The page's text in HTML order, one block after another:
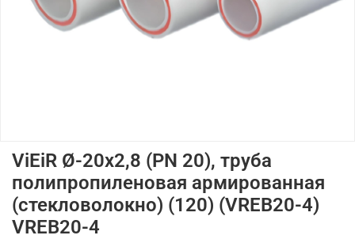
ViEiR Ø-20х2,8 (PN 20), труба
полипропиленовая армированная
(стекловолокно) (120) (VREB20-4)
VREB20-4